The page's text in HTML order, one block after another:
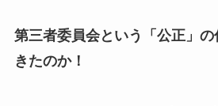
第三者委員会という「公正」
きたのか！